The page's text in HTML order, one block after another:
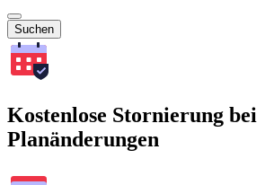
Suchen
Kostenlose Stornierung bei
Planänderungen